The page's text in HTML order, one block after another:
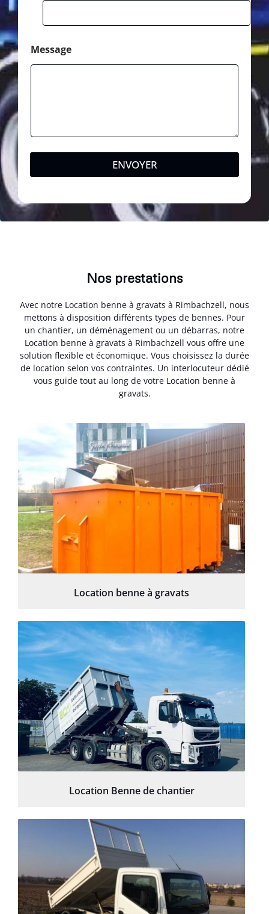
Message
ENVOYER
Nos prestations
Avec notre Location benne à gravats à Rimbachzell, nous
mettons à disposition différents types de bennes. Pour
un chantier, un déménagement ou un débarras, notre
Location benne à gravats à Rimbachzell vous offre une
solution flexible et économique. Vous choisissez la durée
de location selon vos contraintes. Un interlocuteur dédié
vous guide tout au long de votre Location benne à
gravats.
Location benne à gravats
Location Benne de chantier